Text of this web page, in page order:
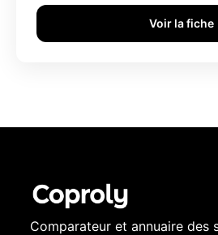
Voir la fiche
Comparateur et annuaire des